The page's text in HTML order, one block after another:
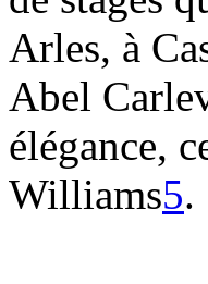
Arles, à
Abel
élégance,
Williams5.